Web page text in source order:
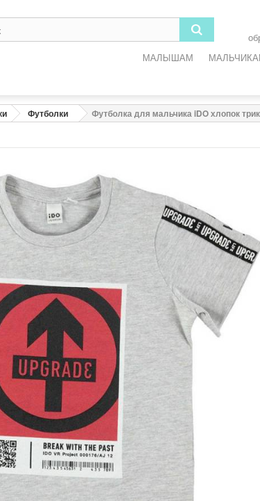
МАЛЫШАМ
Футболки Футболка для мальчика iDO хлопок
3 3-6 6-9 9-12 12-18
6 8 9,2 10,2 11,4